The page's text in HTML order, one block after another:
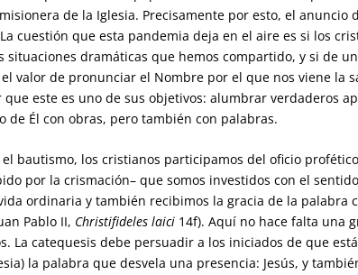
de la Iglesia. Precisamente por esto, el anuncio
cuestión que esta pandemia deja en el aire es si los
situaciones dramáticas que hemos compartido, y si de
valor de pronunciar el Nombre por el que nos viene la
este es uno de sus objetivos: alumbrar verdaderos
de Él con obras, pero también con palabras.
el bautismo, los cristianos participamos del oficio
por la crismación– que somos investidos con el
ordinaria y también recibimos la gracia de la palabra
Pablo II, Christifideles laici 14f). Aquí no hace falta una
La catequesis debe persuadir a los iniciados de que
la palabra que desvela una presencia: Jesús, y